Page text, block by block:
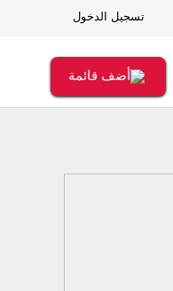
تسجيل الدخول
أضف قائمة